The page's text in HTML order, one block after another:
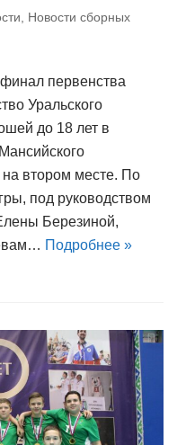
, Новости сборных
первенства
Уральского
до 18 лет в
на втором месте. По
под руководством
Березиной,
Подробнее »